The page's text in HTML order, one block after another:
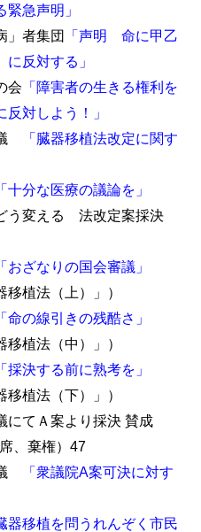
急声明」
者集団 「声明 命に甲乙
反対する」
会 「障害者の生きる権利を
対しよう！」
「臓器移植法改定に関す
「十分な医療の議論を」
う変える 法改定案採決
「おざなりの国会審議」
移植法（上）」）
「命の線引きの残酷さ」
移植法（中）」）
「採決する前に熟考を」
移植法（下）」）
てＡ案より採決 賛成
、棄権）47
「衆議院A案可決に対す
器移植を問うれんぞく市民